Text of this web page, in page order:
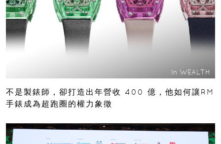
In WEALTH
不是製錶師，卻打造出年營收 400 億，他如何讓RM
手錶成為超跑圈的權力象徵